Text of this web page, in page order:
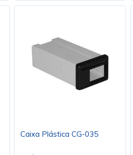
Caixa Plástica CG-035